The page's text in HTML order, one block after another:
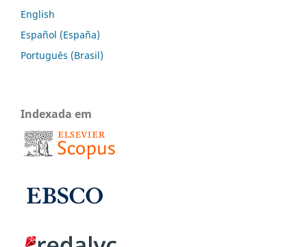
English
Español (España)
Português (Brasil)
Indexada em